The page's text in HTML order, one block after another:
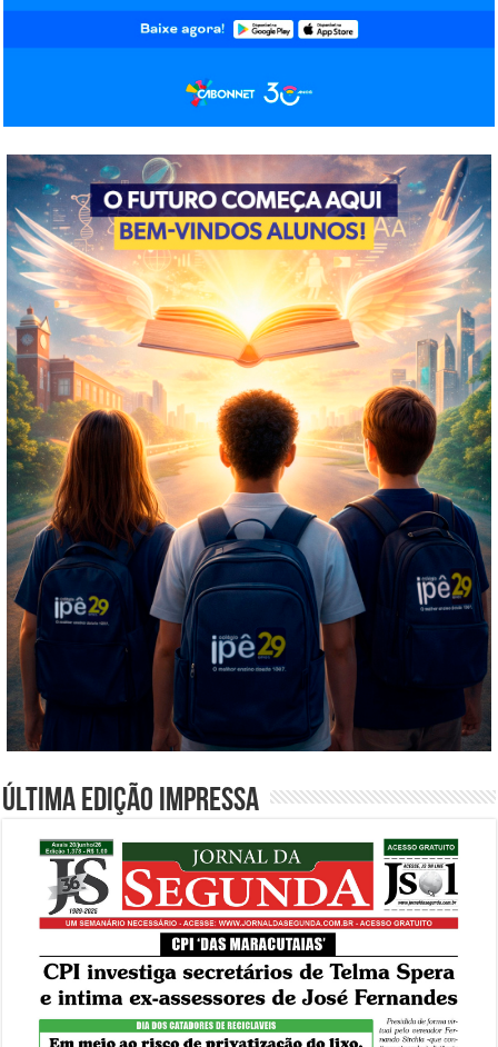
Última edição impressa